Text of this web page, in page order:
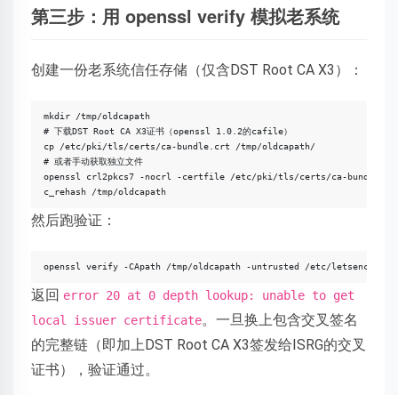
第三步：用 openssl verify 模拟老系统
创建一份老系统信任存储（仅含DST Root CA X3）：
mkdir /tmp/oldcapath
# 下载DST Root CA X3证书（openssl 1.0.2的cafile）
cp /etc/pki/tls/certs/ca-bundle.crt /tmp/oldcapath/
# 或者手动获取独立文件
openssl crl2pkcs7 -nocrl -certfile /etc/pki/tls/certs/ca-bundle.crt
c_rehash /tmp/oldcapath
然后跑验证：
openssl verify -CApath /tmp/oldcapath -untrusted /etc/letsencrypt/
返回 error 20 at 0 depth lookup: unable to get
local issuer certificate。一旦换上包含交叉签名
的完整链（即加上DST Root CA X3签发给ISRG的交叉
证书），验证通过。